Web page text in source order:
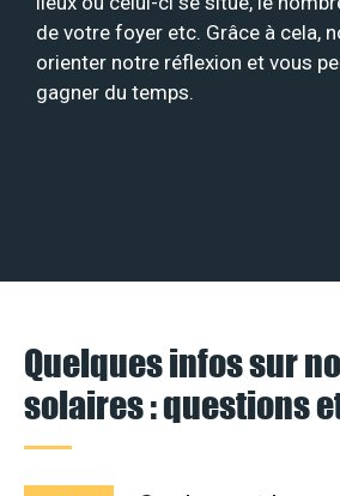
de votre foyer etc. Grâce à cela,
orienter notre réflexion et vous
gagner du temps.
Quelques infos sur
solaires : questions